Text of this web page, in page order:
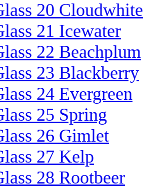
20 Cloudwhite
21 Icewater
22 Beachplum
23 Blackberry
24 Evergreen
25 Spring
26 Gimlet
27 Kelp
28 Rootbeer